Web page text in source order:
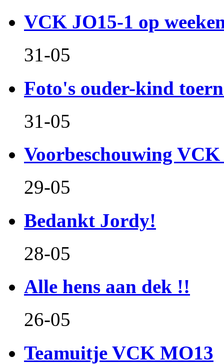
VCK JO15-1 op
31-05
Foto's ouder-kind
31-05
Voorbeschouwing VCK
29-05
Bedankt Jordy!
28-05
Alle hens aan dek !!
26-05
Teamuitje VCK MO13